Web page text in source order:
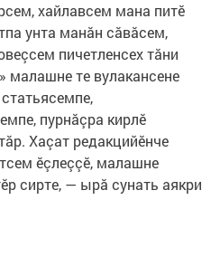
хайлавсем мана питӗ
унта манăн сăвăсем,
пичетленсех тăни
малашне те вулакансене
пурнăçра кирлӗ
Хаçат редакцийӗнче
ӗçлеççӗ, малашне
сирте, — ырă сунать аякри